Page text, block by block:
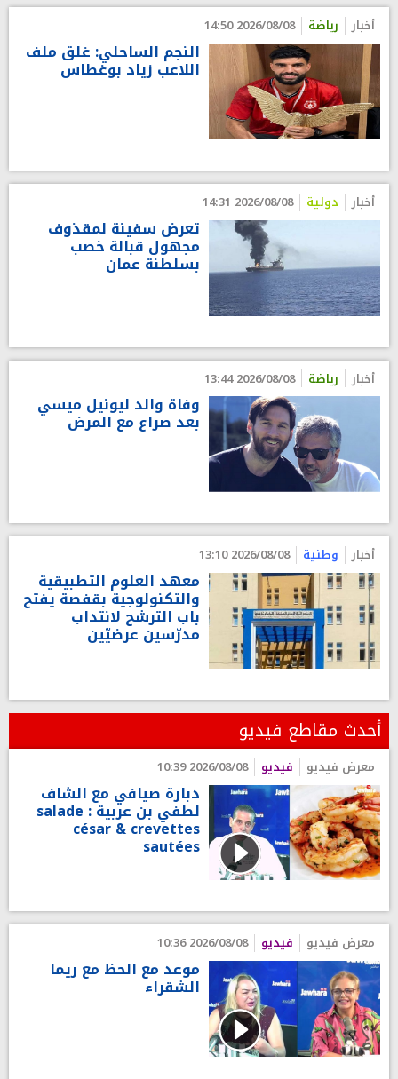
أخبار رياضة 2026/08/08 14:50
النجم الساحلي: غلق ملف
اللاعب زياد بوغطاس
أخبار دولية 2026/08/08 14:31
تعرض سفينة لمقذوف
مجهول قبالة خصب
بسلطنة عمان
أخبار رياضة 2026/08/08 13:44
وفاة والد ليونيل ميسي
بعد صراع مع المرض
أخبار وطنية 2026/08/08 13:10
معهد العلوم التطبيقية
والتكنولوجية بقفصة يفتح
باب الترشح لانتداب
مدرّسين عرضيّين
أحدث مقاطع فيديو
معرض فيديو فيديو 2026/08/08 10:39
دبارة صيافي مع الشاف
لطفي بن عربية : salade
césar & crevettes
sautées
معرض فيديو فيديو 2026/08/08 10:36
موعد مع الحظ مع ريما
الشقراء